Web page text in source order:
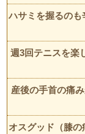
ハサミを握るの
週3回テニスを楽
産後の手首の痛
オスグッド（膝